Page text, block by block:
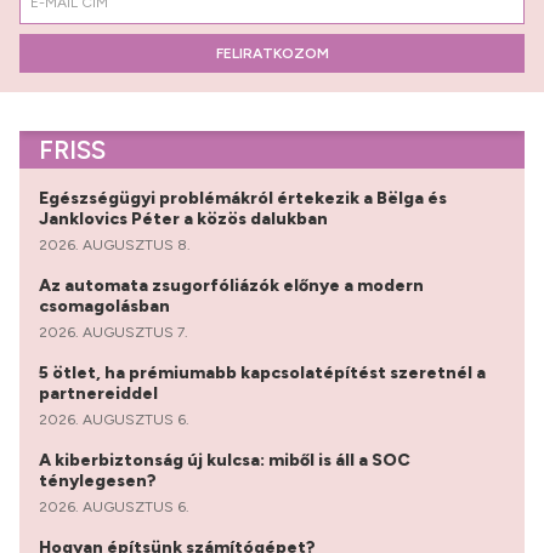
FELIRATKOZOM
FRISS
Egészségügyi problémákról értekezik a Bëlga és
Janklovics Péter a közös dalukban
2026. AUGUSZTUS 8.
Az automata zsugorfóliázók előnye a modern
csomagolásban
2026. AUGUSZTUS 7.
5 ötlet, ha prémiumabb kapcsolatépítést szeretnél a
partnereiddel
2026. AUGUSZTUS 6.
A kiberbiztonság új kulcsa: miből is áll a SOC
ténylegesen?
2026. AUGUSZTUS 6.
Hogyan építsünk számítógépet?